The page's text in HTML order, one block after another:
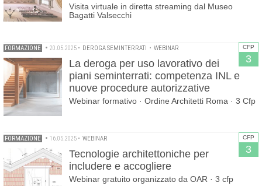
Visita virtuale in diretta streaming dal Museo
Bagatti Valsecchi
CFP
3
FORMAZIONE • 20.05.2025 • DEROGA SEMINTERRATI • WEBINAR
La deroga per uso lavorativo dei
piani seminterrati: competenza INL e
nuove procedure autorizzative
Webinar formativo · Ordine Architetti Roma · 3 Cfp
CFP
3
FORMAZIONE • 16.05.2025 • WEBINAR
Tecnologie architettoniche per
includere e accogliere
Webinar gratuito organizzato da OAR · 3 cfp